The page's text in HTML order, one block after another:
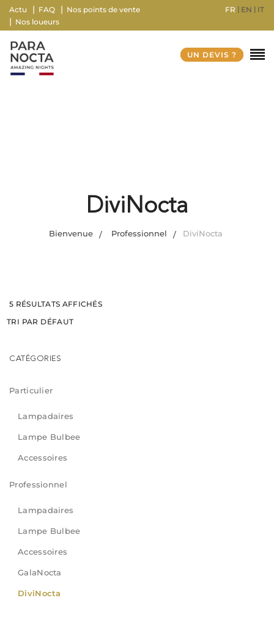
Actu FAQ
Nos points de vente
Nos loueurs
FR EN IT
UN DEVIS ?
DiviNocta
Bienvenue Professionnel DiviNocta
5 RÉSULTATS AFFICHÉS
CATÉGORIES
Particulier
Lampadaires
Lampe Bulbee
Accessoires
Professionnel
Lampadaires
Lampe Bulbee
Accessoires
GalaNocta
DiviNocta